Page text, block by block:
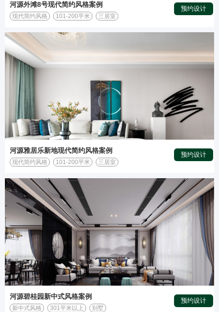
河源外滩8号现代简约风格案例
现代简约风格 101-200平米 三居室
预约设计
河源雅居乐新地现代简约风格案例
现代简约风格 101-200平米 三居室
预约设计
河源碧桂园新中式风格案例
新中式风格 301平米以上 别墅
预约设计